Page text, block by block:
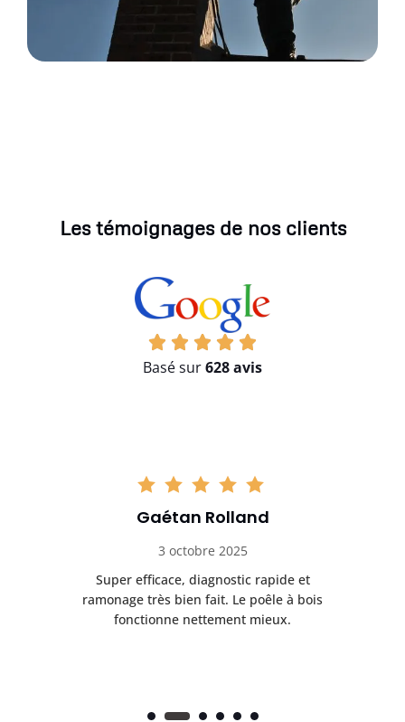
Les témoignages de nos clients
Basé sur628 avis
Gaétan Rolland
3 octobre 2025
Super efficace, diagnostic rapide et
ramonage très bien fait. Le poêle à bois
fonctionne nettement mieux.